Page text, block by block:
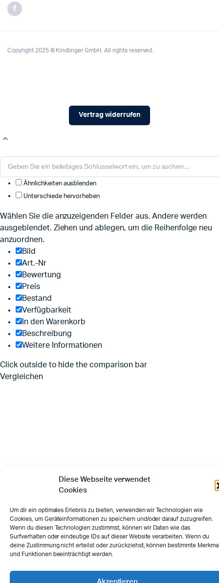
Diese Webseite verwendet
Cookies
Um dir ein optimales Erlebnis zu bieten, verwenden wir Technologien wie
Cookies, um Geräteinformationen zu speichern und/oder darauf zuzugreifen.
Wenn du diesen Technologien zustimmst, können wir Daten wie das
Surfverhalten oder eindeutige IDs auf dieser Website verarbeiten. Wenn du
deine Zustimmung nicht erteilst oder zurückziehst, können bestimmte
und Funktionen beeinträchtigt werden.
Akzeptieren
Copyright 2025 © Kindlinger GmbH. All rights reserved.
Vertrag widerrufen
Ähnlichkeiten ausblenden
Unterschiede hervorheben
Wählen Sie die anzuzeigenden Felder aus. Andere werden
ausgeblendet. Ziehen und ablegen, um die Reihenfolge neu
anzuordnen.
Bild
Art.-Nr
Bewertung
Preis
Bestand
Verfügbarkeit
In den Warenkorb
Beschreibung
Weitere Informationen
Click outside to hide the comparison bar
Vergleichen